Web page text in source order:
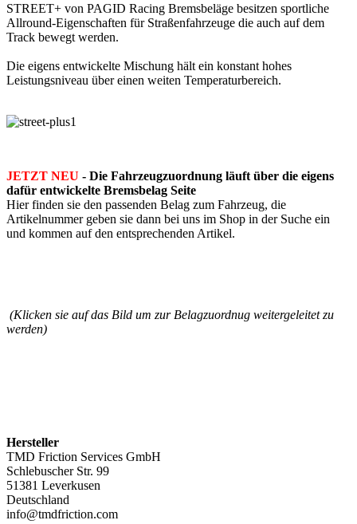
STREET+ von PAGID Racing Bremsbeläge besitzen sportliche
Allround-Eigenschaften für Straßenfahrzeuge die auch auf dem
Track bewegt werden.
Die eigens entwickelte Mischung hält ein konstant hohes
Leistungsniveau über einen weiten Temperaturbereich.
JETZT NEU - Die Fahrzeugzuordnung läuft über die eigens
dafür entwickelte Bremsbelag Seite
Hier finden sie den passenden Belag zum Fahrzeug, die
Artikelnummer geben sie dann bei uns im Shop in der Suche ein
und kommen auf den entsprechenden Artikel.
(Klicken sie auf das Bild um zur Belagzuordnug weitergeleitet zu
werden)
Hersteller
TMD Friction Services GmbH
Schlebuscher Str. 99
51381 Leverkusen
Deutschland
info@tmdfriction.com